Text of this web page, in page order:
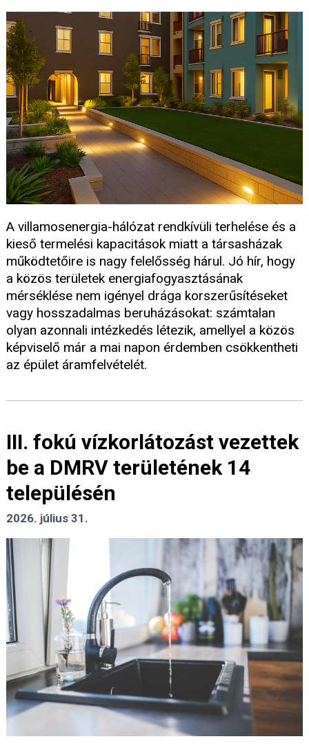
A villamosenergia-hálózat rendkívüli terhelése és a
kieső termelési kapacitások miatt a társasházak
működtetőire is nagy felelősség hárul. Jó hír, hogy
a közös területek energiafogyasztásának
mérséklése nem igényel drága korszerűsítéseket
vagy hosszadalmas beruházásokat: számtalan
olyan azonnali intézkedés létezik, amellyel a közös
képviselő már a mai napon érdemben csökkentheti
az épület áramfelvételét.
III. fokú vízkorlátozást vezettek
be a DMRV területének 14
településén
2026. július 31.